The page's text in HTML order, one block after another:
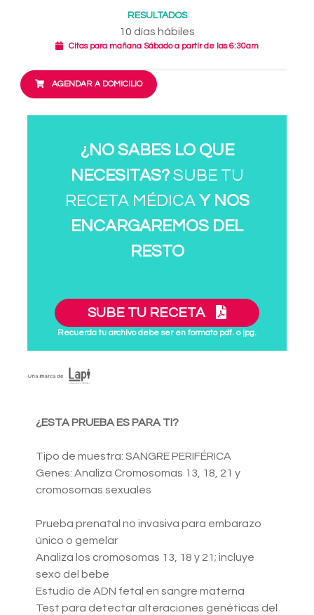
RESULTADOS
10 días hábiles
Citas para mañana Sábado a partir de las 6:30am
AGENDAR A DOMICILIO
¿NO SABES LO QUE
NECESITAS?SUBE TU
RECETA MÉDICA Y NOS
ENCARGAREMOS DEL
RESTO
SUBE TU RECETA
Recuerda tu archivo debe ser en formato pdf. o jpg.
¿ESTA PRUEBA ES PARA TI?
Tipo de muestra: SANGRE PERIFÉRICA
Genes: Analiza Cromosomas 13, 18, 21 y
cromosomas sexuales
Prueba prenatal no invasiva para embarazo
único o gemelar
Analiza los cromosomas 13, 18 y 21; incluye
sexo del bebe
Estudio de ADN fetal en sangre materna
Test para detectar alteraciones genéticas del